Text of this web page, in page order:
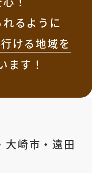
るように
ける地域を
ます！
大崎市 ・ 遠田